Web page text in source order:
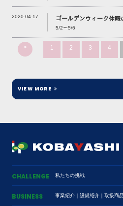
2020-04-17 ゴールデンウィーク休暇
5/2～5/6
< 1 2 3 4
VIEW MORE
CHALLENGE 私たちの挑戦
BUSINESS 事業紹介 ｜ 設備紹介 ｜ 取扱商